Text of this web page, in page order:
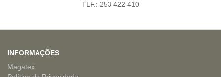
TLF.: 253 422 410
INFORMAÇÕES
Magatex